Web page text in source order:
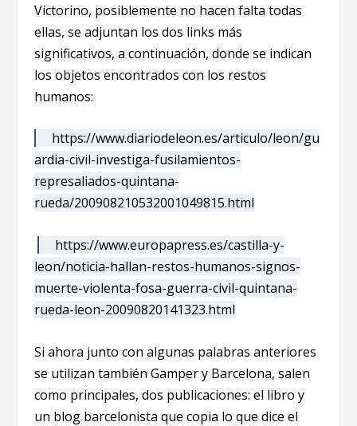
Victorino, posiblemente no hacen falta todas
ellas, se adjuntan los dos links más
significativos, a continuación, donde se indican
los objetos encontrados con los restos
humanos:
https://www.diariodeleon.es/articulo/leon/gu
ardia-civil-investiga-fusilamientos-
represaliados-quintana-
rueda/200908210532001049815.html
https://www.europapress.es/castilla-y-
leon/noticia-hallan-restos-humanos-signos-
muerte-violenta-fosa-guerra-civil-quintana-
rueda-leon-20090820141323.html
Si ahora junto con algunas palabras anteriores
se utilizan también Gamper y Barcelona, salen
como principales, dos publicaciones: el libro y
un blog barcelonista que copia lo que dice el